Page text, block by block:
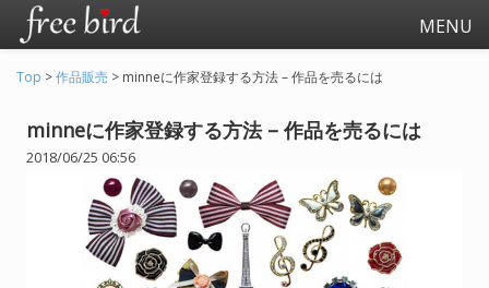
MENU
Top >作品販売 > minneに作家登録する方法 – 作品を売るには
minneに作家登録する方法 – 作品を売るには
2018/06/25 06:56